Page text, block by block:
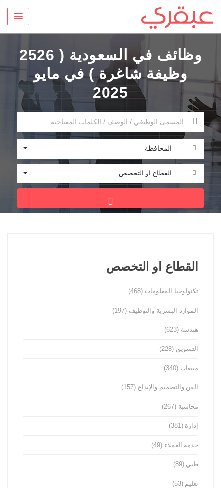
وظائف في السعودية ( 2526
وظيفة شاغرة ) في مايو
2025
المحافظة
القطاع او التخصص
القطاع او التخصص
تكنولوجيا المعلومات (468)
الموارد البشرية والتوظيف (197)
هندسة (623)
التسويق (228)
مبيعات (340)
الفن والتصميم والإبداع (157)
محاسبة (267)
إدارة (381)
خدمة العملاء (49)
طبي (89)
تعليم (53)